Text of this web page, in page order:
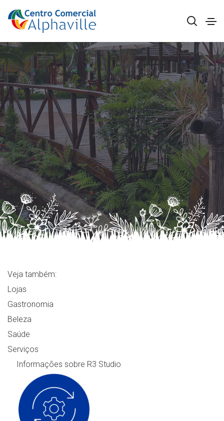
Veja também:
Lojas
Gastronomia
Beleza
Saúde
Serviços
Informações sobre R3 Studio